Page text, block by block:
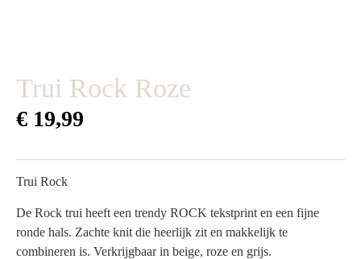
Trui Rock Roze
€ 19,99
Trui Rock
De Rock trui heeft een trendy ROCK tekstprint en een fijne
ronde hals. Zachte knit die heerlijk zit en makkelijk te
combineren is. Verkrijgbaar in beige, roze en grijs.